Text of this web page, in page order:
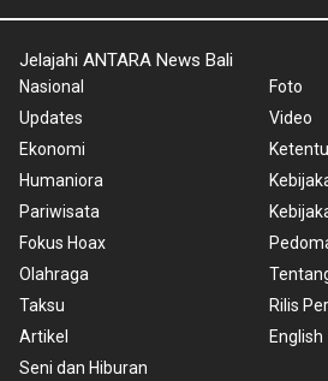
Jelajahi ANTARA News Bali
Nasional
Updates
Ekonomi
Humaniora
Pariwisata
Fokus Hoax
Olahraga
Taksu
Artikel
Seni dan Hiburan
Foto
Video
Rilis
English